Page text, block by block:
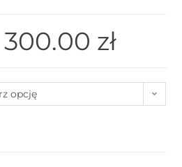
300.00 zł
opcję